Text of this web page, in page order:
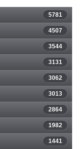
5781
4507
3544
3131
3062
3013
2864
1982
1441